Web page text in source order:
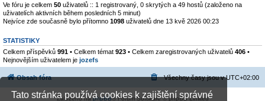
Tato stránka používá cookies k zajištění správné
Ve fóru je celkem 50 uživatelů :: 1 registrovaný, 0 skrytých a 49 hostů (založeno na
uživatelích aktivních během posledních 5 minut)
Nejvíce zde současně bylo přítomno 1098 uživatelů dne 13 kvě 2026 00:23
STATISTIKY
Celkem příspěvků 991 • Celkem témat 923 • Celkem zaregistrovaných uživatelů 406 •
Nejnovějším uživatelem je jozefs
Obsah fóra Všechny časy jsou vUTC+02:00
Založeno naphpBB® Forum Software © phpBB Limited